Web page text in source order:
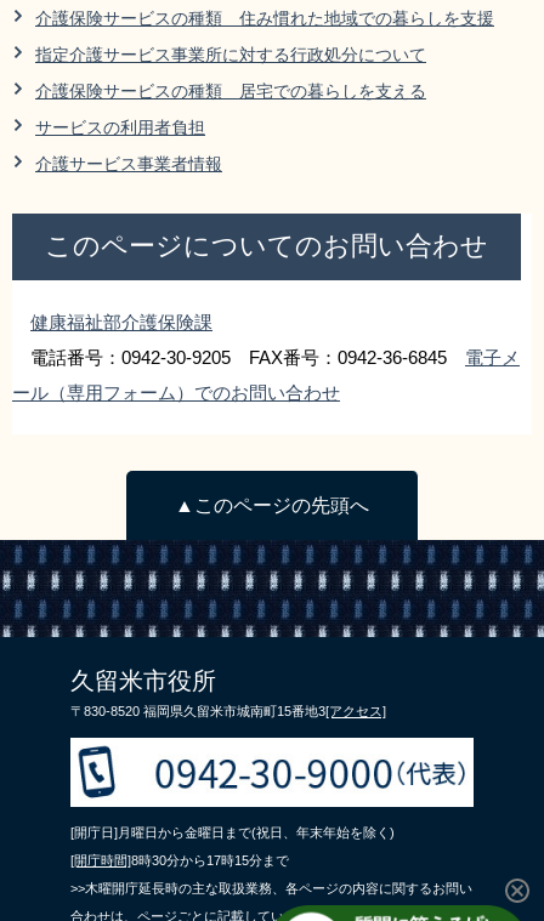
介護保険サービスの種類 住み慣れた地域での暮らしを支援
指定介護サービス事業所に対する行政処分について
介護保険サービスの種類 居宅での暮らしを支える
サービスの利用者負担
介護サービス事業者情報
このページについてのお問い合わせ
健康福祉部介護保険課
電話番号：0942-30-9205 FAX番号：0942-36-6845 電子メ
ール（専用フォーム）でのお問い合わせ
▲このページの先頭へ
久留米市役所
〒830-8520 福岡県久留米市城南町15番地3[アクセス]
[開庁日]月曜日から金曜日まで(祝日、年末年始を除く)
[開庁時間]8時30分から17時15分まで
>>木曜開庁延長時の主な取扱業務、各ページの内容に関するお問い
合わせは、ページごとに記載している問合せ先までご連絡くださ